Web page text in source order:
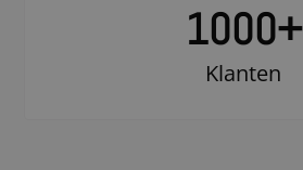
1000+
Klanten